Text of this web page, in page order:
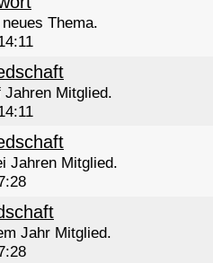
Thema.
Mitglied.
Jahren Mitglied.
Jahr Mitglied.